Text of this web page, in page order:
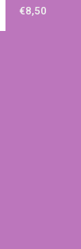
€8,50